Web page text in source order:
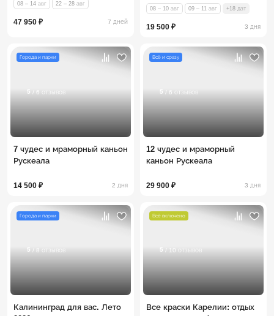
08 – 14 авг 22 – 28 авг
47 950 ₽ 7 дней
08 – 10 авг 09 – 11 авг +18 дат
19 500 ₽ 3 дня
Города и парки
5 / 6 отзывов
7 чудес и мраморный каньон
Рускеала
14 500 ₽ 2 дня
Всё и сразу
5 / 6 отзывов
12 чудес и мраморный
каньон Рускеала
29 900 ₽ 3 дня
Города и парки
5 / 8 отзывов
Калининград для вас. Лето
Всё включено
5 / 10 отзывов
Все краски Карелии: отдых